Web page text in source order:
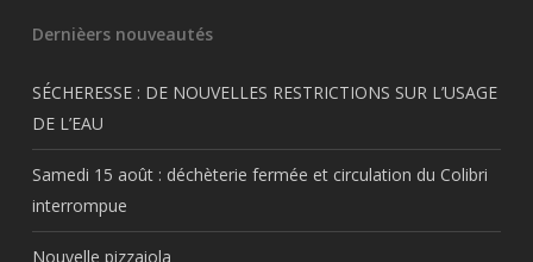
Dernièers nouveautés
SÉCHERESSE : DE NOUVELLES RESTRICTIONS SUR L’USAGE
DE L’EAU
Samedi 15 août : déchèterie fermée et circulation du Colibri
interrompue
Nouvelle pizzaiola